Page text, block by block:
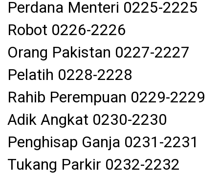
Perdana Menteri 0225-2225
Robot 0226-2226
Orang Pakistan 0227-2227
Pelatih 0228-2228
Rahib Perempuan 0229-2229
Adik Angkat 0230-2230
Penghisap Ganja 0231-2231
Tukang Parkir 0232-2232